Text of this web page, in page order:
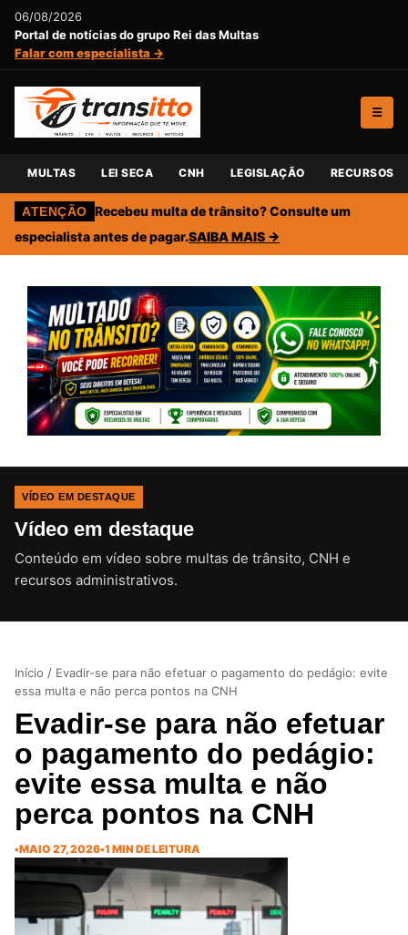
06/08/2026
Portal de notícias do grupo Rei das Multas
Falar com especialista →
☰
MULTAS LEI SECA CNH LEGISLAÇÃO RECURSOS
ATENÇÃO Recebeu multa de trânsito? Consulte um
especialista antes de pagar.SAIBA MAIS →
VÍDEO EM DESTAQUE
Vídeo em destaque
Conteúdo em vídeo sobre multas de trânsito, CNH e
recursos administrativos.CLIQUE PARA ATIVAR O SOM
Início / Evadir-se para não efetuar o pagamento do pedágio: evite
essa multa e não perca pontos na CNH
Evadir-se para não efetuar
o pagamento do pedágio:
evite essa multa e não
perca pontos na CNH
•MAIO 27, 2026•1 MIN DE LEITURA